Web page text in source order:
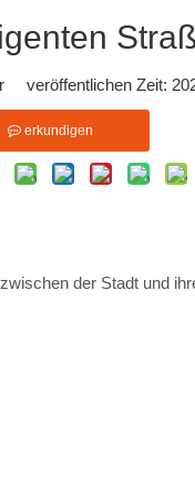
Zeit:
erkundigen
der Stadt und